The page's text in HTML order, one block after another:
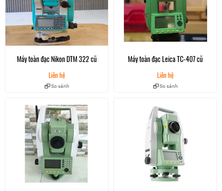
giúp máy có thể hoạt động ổn định trong mọi điều kiện môi
trường
Dung lượng pin lớn cho thời gian làm việc lâu hơn lên đến
10 giờ liên tục
Kích thước nhỏ gọn, trọng lượng nhẹ chỉ 4,9 kg, bạn có thể
mang theo tới bất kì công trình nào
Máy toàn đạc Nikon DTM 322 cũ
Liên hệ
So sánh
Máy toàn đạc Leica TC-407 cũ
Liên hệ
So sánh